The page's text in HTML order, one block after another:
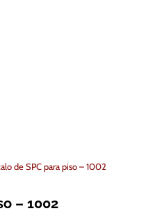
de SPC para piso – 1002
– 1002